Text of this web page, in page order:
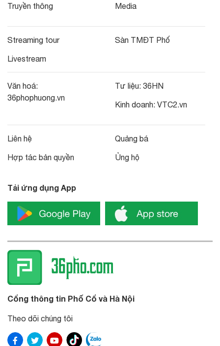
Truyền thông Media
Streaming tour
Livestream
Sàn TMĐT Phố
Văn hoá:
36phophuong.vn
Tư liệu: 36HN
Kinh doanh: VTC2.vn
Liên hệ
Hợp tác bản quyền
Quảng bá
Ủng hộ
Tải ứng dụng App
Cổng thông tin Phố Cổ và Hà Nội
Theo dõi chúng tôi